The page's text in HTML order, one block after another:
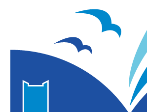
横浜観光TOP
ユリの新名所へ！ 山下公園通りに「ユリと
ユリの新名所へ！ 山下公園通
横浜開港の歴史」の記念碑が誕